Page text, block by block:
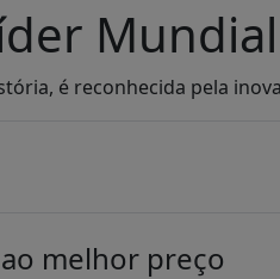
é reconhecida pela
melhor preço